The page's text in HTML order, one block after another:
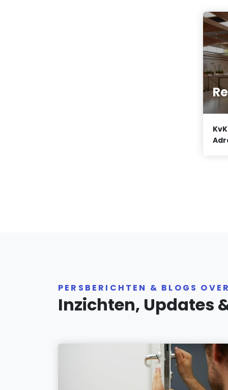
PERSBERICHTEN & BLOGS
Inzichten, Updates